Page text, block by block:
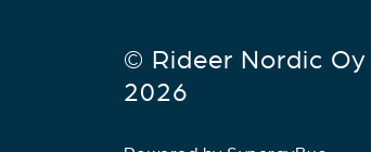
© Rideer Nordic Oy
2026